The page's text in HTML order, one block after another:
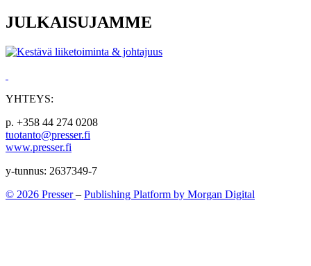
JULKAISUJAMME
YHTEYS:
p. +358 44 274 0208
tuotanto@presser.fi
www.presser.fi
y-tunnus: 2637349-7
© 2026 Presser– Publishing Platform by Morgan Digital